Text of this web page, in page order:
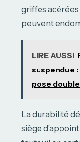
griffes
peuvent
LIRE AUSSI
suspendue
pose
La durabilité
siège